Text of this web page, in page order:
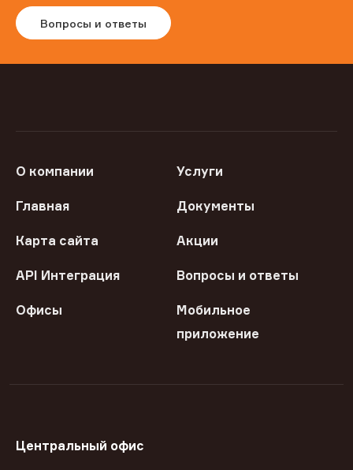
Вопросы и ответы
О компании Услуги
Главная Документы
Карта сайта Акции
API Интеграция Вопросы и ответы
Офисы
Мобильное
приложение
Центральный офис